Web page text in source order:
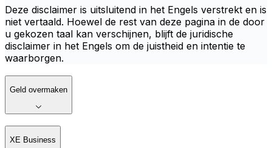
Deze disclaimer is uitsluitend in het Engels verstrekt en is
niet vertaald. Hoewel de rest van deze pagina in de door
u gekozen taal kan verschijnen, blijft de juridische
disclaimer in het Engels om de juistheid en intentie te
waarborgen.
Geld overmaken
XE Business